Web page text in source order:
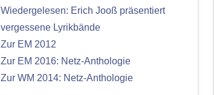
Wiedergelesen: Erich Jooß präsentiert
vergessene Lyrikbände
Zur EM 2012
Zur EM 2016: Netz-Anthologie
Zur WM 2014: Netz-Anthologie